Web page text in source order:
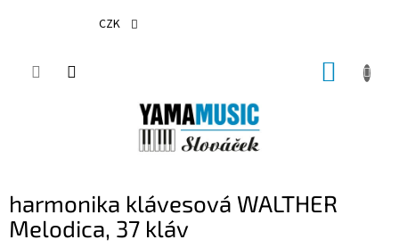
CZK
harmonika klávesová WALTHER
Melodica, 37 kláv